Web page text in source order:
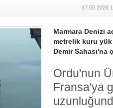
17.05.2026
Marmara Denizi
metrelik kuru yük
Demir Sahası'na
Ordu'nun
Fransa'ya